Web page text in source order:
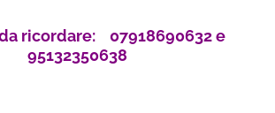
ricordare: 07918690632 e
95132350638